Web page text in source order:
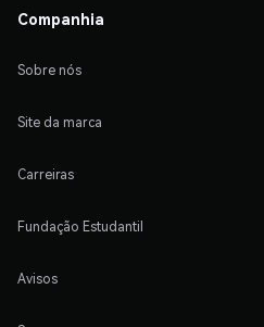
Companhia
Sobre nós
Site da marca
Carreiras
Fundação Estudantil
Avisos